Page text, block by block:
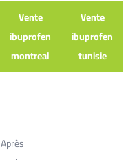
Vente
ibuprofen
montreal
Vente
ibuprofen
tunisie
Après